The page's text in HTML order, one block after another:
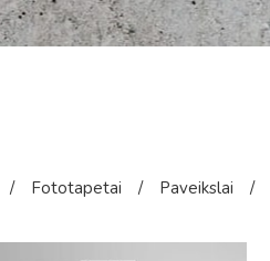
/ Fototapetai / Paveikslai /